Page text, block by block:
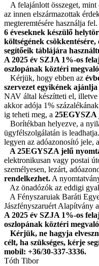
A felajánlott összeget, mint
az innen elszármazottak
megteremtésére használja fel.
6 éveseknek készülő
költségének
segítőeik táblájára
A 2025 év SZJA 1%-os
oszlopának köztéri
Kérjük, hogy ebben az
szervezet egyikének ajánlja
NAV által készítteti el, illetve
akkor adója 1%
ig teheti meg, a 25EGYSZA
Borítékban helyezve, a
ügyfélszolgálatán is
legyen az adóazonosító jele,
A 25EGYSZA jelű
elektronikusan vagy postai
személyesen, lezárt,
rendelkezhet. A
Az önadózók az eddigi
A Fényszaruiak Baráti
Jászfényszaruért Alapítvány
A 2025 év SZJA 1%-os
oszlopának köztéri
Kérjük, ne hagyja
célt, ha szükséges, kérje
mobil: +36/30-337-3336.
Tóth Tibor